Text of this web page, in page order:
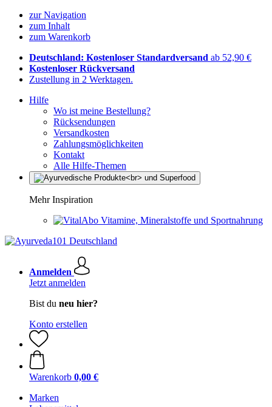
zur Navigation
zum Inhalt
zum Warenkorb
Deutschland: Kostenloser Standardversand ab 52,90 €
Kostenloser Rückversand
Zustellung in 2 Werktagen.
Hilfe
Wo ist meine Bestellung?
Rücksendungen
Versandkosten
Zahlungsmöglichkeiten
Kontakt
Alle Hilfe-Themen
Mehr Inspiration
Vitamine, Mineralstoffe und Sportnahrung
Anmelden
Jetzt anmelden
Bist du neu hier?
Konto erstellen
Warenkorb 0,00 €
Marken